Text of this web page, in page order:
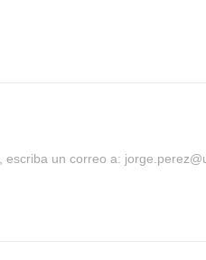
un correo a: